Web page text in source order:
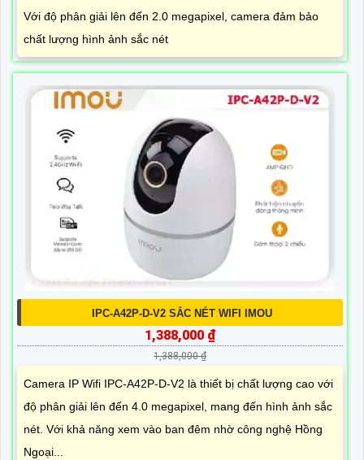
Với độ phân giải lên đến 2.0 megapixel, camera đảm bảo
chất lượng hình ảnh sắc nét
IPC-A42P-D-V2 SẮC NÉT WIFI IMOU
1,388,000 ₫
1,388,000 ₫
Camera IP Wifi IPC-A42P-D-V2 là thiết bị chất lượng cao với
độ phân giải lên đến 4.0 megapixel, mang đến hình ảnh sắc
nét. Với khả năng xem vào ban đêm nhờ công nghệ Hồng
Ngoại...